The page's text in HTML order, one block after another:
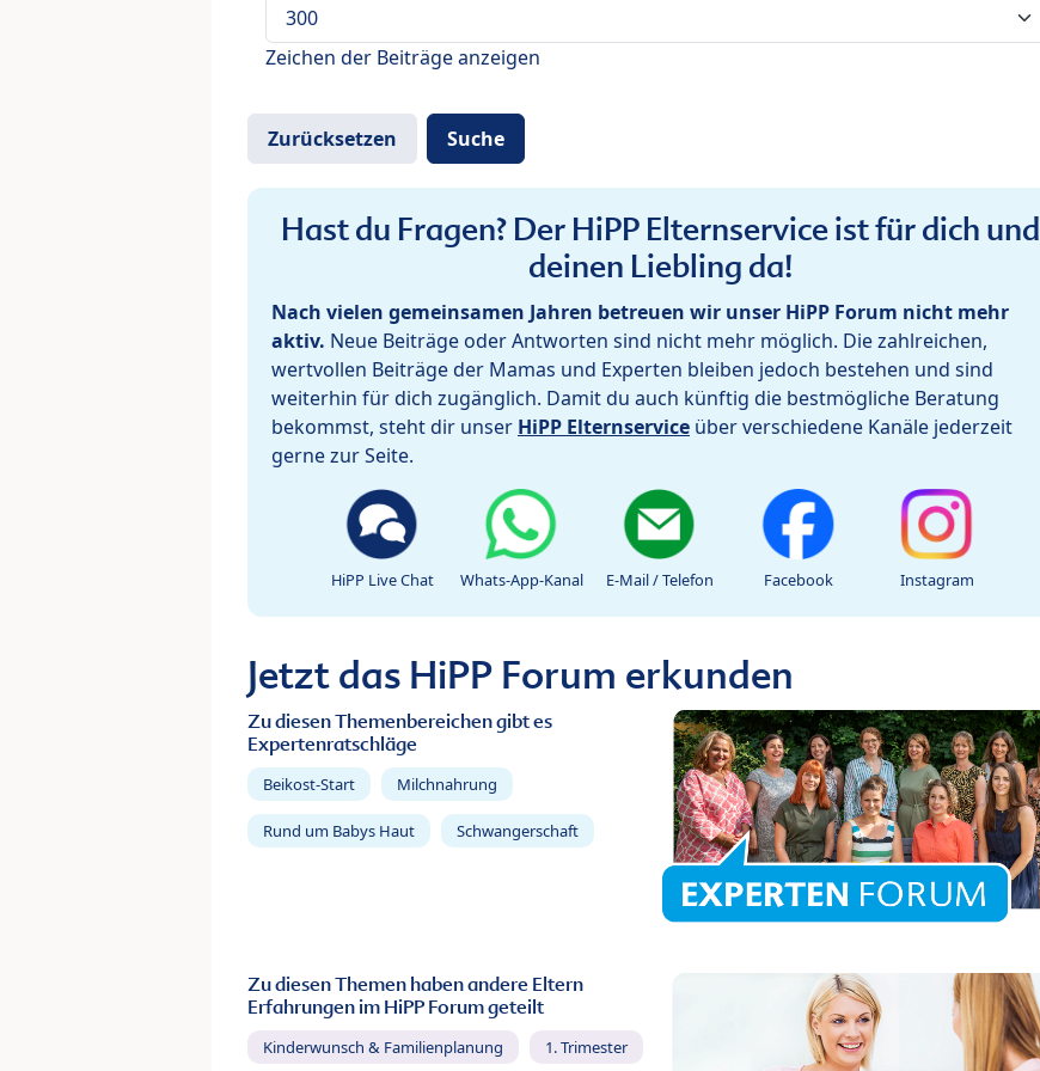
Zeichen der Beiträge anzeigen
Hast du Fragen? Der HiPP Elternservice ist für dich und
deinen Liebling da!
Nach vielen gemeinsamen Jahren betreuen wir unser HiPP Forum nicht mehr
aktiv. Neue Beiträge oder Antworten sind nicht mehr möglich. Die zahlreichen,
wertvollen Beiträge der Mamas und Experten bleiben jedoch bestehen und sind
weiterhin für dich zugänglich. Damit du auch künftig die bestmögliche Beratung
bekommst, steht dir unser HiPP Elternservice über verschiedene Kanäle jederzeit
gerne zur Seite.
HiPP Live Chat Whats-App-Kanal E-Mail / Telefon Facebook Instagram
Jetzt das HiPP Forum erkunden
Zu diesen Themenbereichen gibt es
Expertenratschläge
Beikost-Start Milchnahrung
Rund um Babys Haut Schwangerschaft
Zu diesen Themen haben andere Eltern
Erfahrungen im HiPP Forum geteilt
Kinderwunsch & Familienplanung 1. Trimester